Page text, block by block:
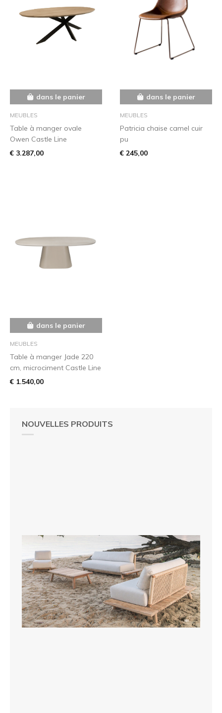
NOUVELLES PRODUITS
dans le panier
MEUBLES
Table à manger ovale
Owen Castle Line
€ 3.287,00
dans le panier
MEUBLES
Patricia chaise camel cuir
pu
€ 245,00
dans le panier
MEUBLES
Table à manger Jade 220
cm, microciment Castle Line
€ 1.540,00